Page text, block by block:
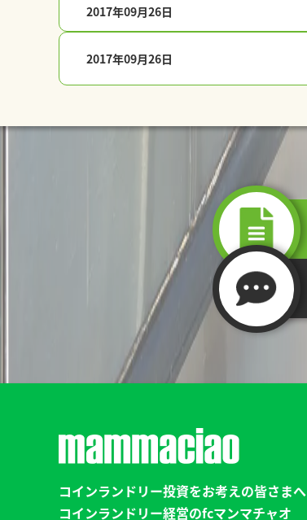
2017年09月26日
2017年09月26日
コインランドリー投資をお考えの皆さまへ
コインランドリー経営のfcマンマチャオ